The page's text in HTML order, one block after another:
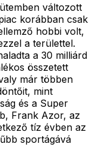
változott
korábban csak
hobbi volt,
a területtel.
a 30 milliárd
összetett
már többen
mint
és a Super
Frank Azor, az
tíz évben az
sportágává